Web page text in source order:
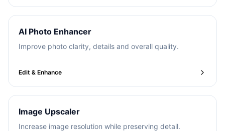
AI Photo Enhancer
Improve photo clarity, details and overall quality.
Edit & Enhance
Image Upscaler
Increase image resolution while preserving detail.